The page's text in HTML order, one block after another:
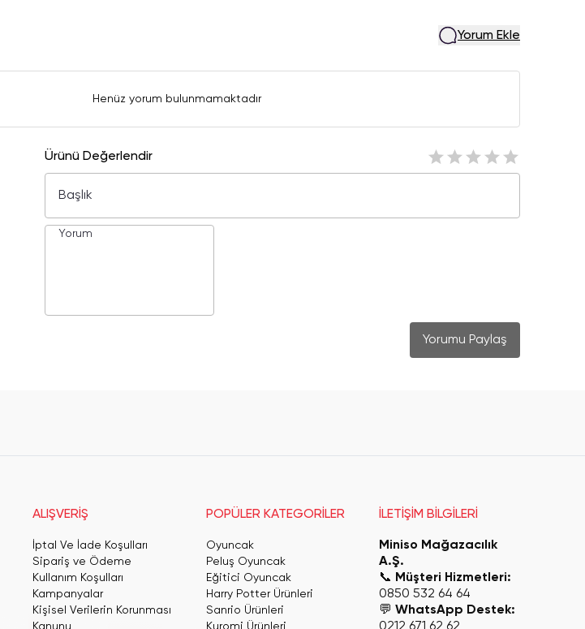
Yorum Ekle
Henüz yorum bulunmamaktadır
Ürünü Değerlendir
Yorumu Paylaş
ALIŞVERİŞ
İptal Ve İade Koşulları
Sipariş ve Ödeme
Kullanım Koşulları
Kampanyalar
Kişisel Verilerin Korunması
Kanunu
POPÜLER KATEGORİLER
Oyuncak
Peluş Oyuncak
Eğitici Oyuncak
Harry Potter Ürünleri
Sanrio Ürünleri
Kuromi Ürünleri
İLETİŞİM BİLGİLERİ
Miniso Mağazacılık
A.Ş.
📞 Müşteri Hizmetleri:
0850 532 64 64
💬WhatsApp Destek: